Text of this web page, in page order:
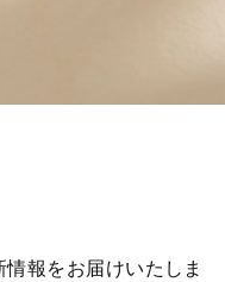
報をお届けいたしま